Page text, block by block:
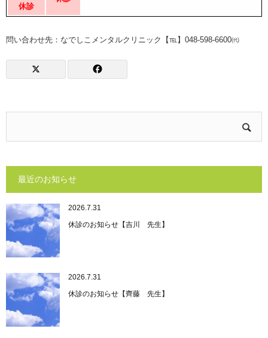
休診
問い合わせ先：なでしこメンタルクリニック【℡】048-598-6600㈹
最近のお知らせ
休診のお知らせ【吉川 先生】
2026.7.31
休診のお知らせ【齊藤 先生】
2026.7.31